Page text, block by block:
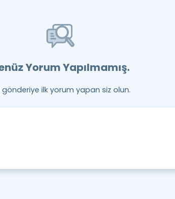
Yorum Yapılmamış.
gönderiye ilk yorum yapan siz olun.